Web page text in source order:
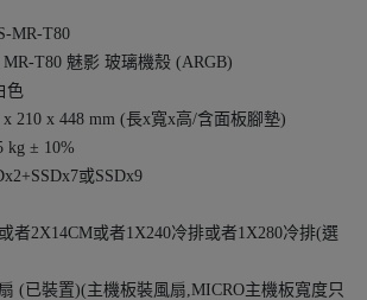
MR-T80
MR-T80 魅影 玻璃機殼 (ARGB)
色
x 210 x 448 mm (長x寬x高/含面板腳墊)
kg ± 10%
或SSDx9
者2X14CM或者1X240冷排或者1X280冷排(選
(已裝置)(主機板裝風扇,MICRO主機板寬度只